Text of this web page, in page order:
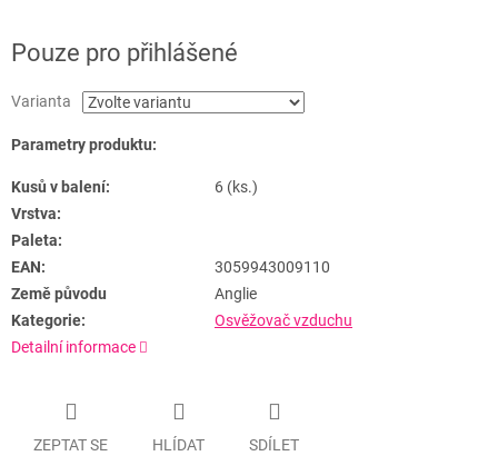
Pouze pro přihlášené
Varianta
Parametry produktu:
Kusů v balení:
6 (ks.)
Vrstva:
Paleta:
EAN:
3059943009110
Země původu
Anglie
Kategorie:
Osvěžovač vzduchu
Detailní informace
ZEPTAT SE HLÍDAT SDÍLET